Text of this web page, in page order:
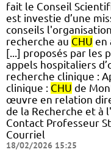
fait le Conseil
est investie d’une
conseils
recherche au CHU en
[...] proposés par les
appels hospitaliers
recherche clinique :
clinique : CHU de
œuvre en relation
de la Recherche et à
Contact Professeur
Courriel
18/02/2026 15:25